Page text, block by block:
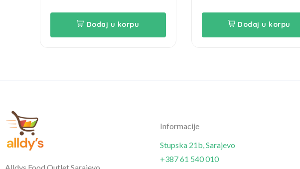
Dodaj u korpu Dodaj u korpu
Informacije
Stupska 21b, Sarajevo
+387 61 540 010